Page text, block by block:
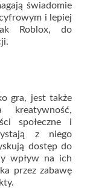
świadomie
i lepiej
Roblox, do
gra, jest także
kreatywność,
społeczne i
z niego
dostęp do
wpływ na ich
przez zabawę